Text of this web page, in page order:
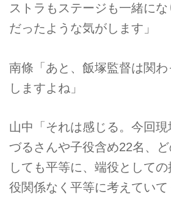
ストラもステージも一緒に
だったような気がします」
南條「あと、飯塚監督は関わ
しますよね」
山中「それは感じる。今回
づるさんや子役含め22名、
しても平等に、端役として
役関係なく平等に考えていて